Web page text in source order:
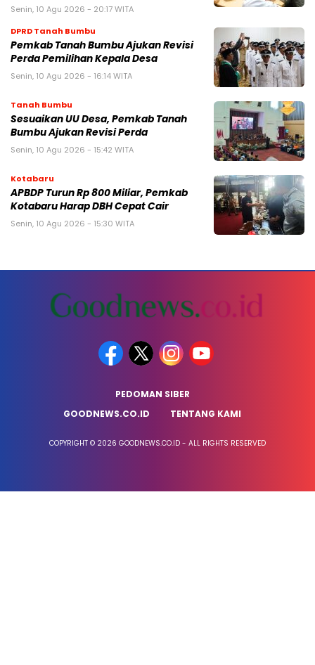
Senin, 10 Agu 2026 - 20:17 WITA
DPRD Tanah Bumbu
Pemkab Tanah Bumbu Ajukan Revisi
Perda Pemilihan Kepala Desa
Senin, 10 Agu 2026 - 16:14 WITA
Tanah Bumbu
Sesuaikan UU Desa, Pemkab Tanah
Bumbu Ajukan Revisi Perda
Senin, 10 Agu 2026 - 15:42 WITA
Kotabaru
APBDP Turun Rp 800 Miliar, Pemkab
Kotabaru Harap DBH Cepat Cair
Senin, 10 Agu 2026 - 15:30 WITA
PEDOMAN SIBER
GOODNEWS.CO.ID
TENTANG KAMI
COPYRIGHT © 2026 GOODNEWS.CO.ID - ALL RIGHTS RESERVED